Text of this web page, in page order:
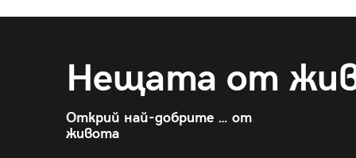
Нещата от
Открий най-добрите … от
живота